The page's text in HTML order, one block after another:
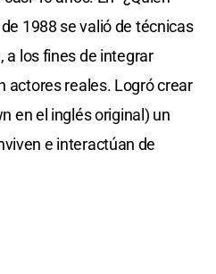
1988 se valió de técnicas
a los fines de integrar
actores reales. Logró crear
en el inglés original) un
e interactúan de